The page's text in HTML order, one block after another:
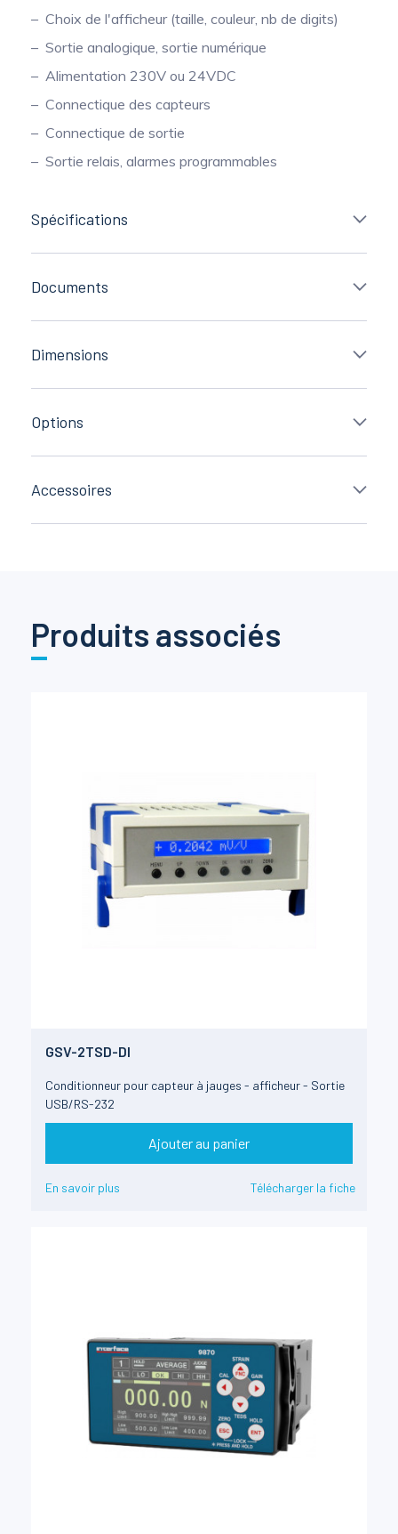
Choix de l'afficheur (taille, couleur, nb de digits)
Sortie analogique, sortie numérique
Alimentation 230V ou 24VDC
Connectique des capteurs
Connectique de sortie
Sortie relais, alarmes programmables
Spécifications
Documents
Dimensions
Options
Accessoires
Produits associés
GSV-2TSD-DI
Conditionneur pour capteur à jauges - afficheur - Sortie
USB/RS-232
Ajouter au panier
En savoir plus Télécharger la fiche